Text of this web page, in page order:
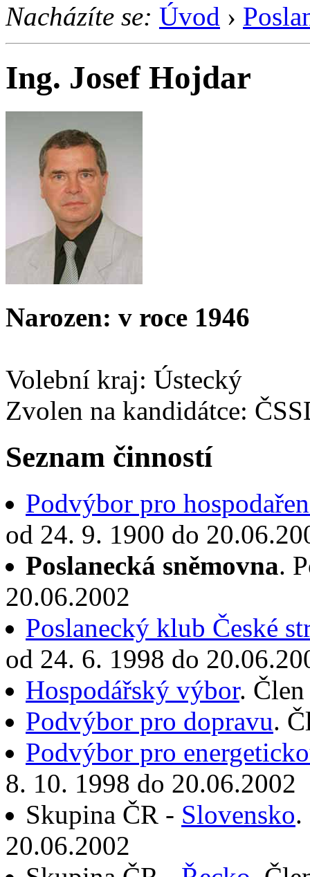
Nacházíte se: Úvod ›
Ing. Josef Hojdar
Narozen: v roce 1946
Volební kraj: Ústecký
Zvolen na kandidátce:
Seznam činností
Podvýbor pro
od 24. 9. 1900 do
Poslanecká sněmovna.
20.06.2002
Poslanecký klub České
od 24. 6. 1998 do
Hospodářský výbor.
Podvýbor pro dopravu.
Podvýbor pro
8. 10. 1998 do 20.06.2002
Skupina ČR - Slovensko.
20.06.2002